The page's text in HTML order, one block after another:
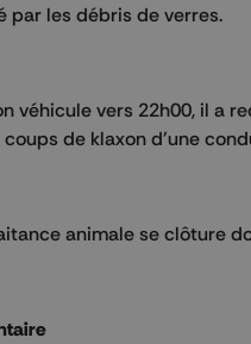
par les débris de verres.
véhicule vers 22h00, il a
de klaxon d’une
animale se clôture